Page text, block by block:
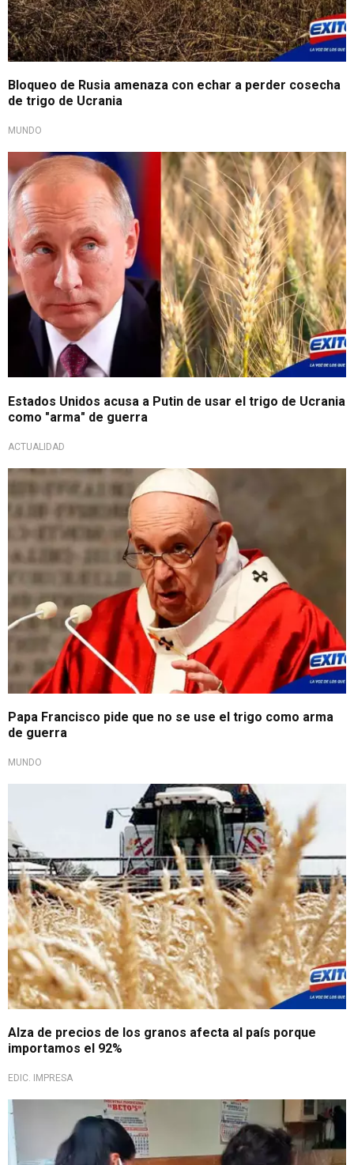
Bloqueo de Rusia amenaza con echar a perder cosecha
de trigo de Ucrania
MUNDO
Estados Unidos acusa a Putin de usar el trigo de Ucrania
como "arma" de guerra
ACTUALIDAD
Papa Francisco pide que no se use el trigo como arma
de guerra
MUNDO
Alza de precios de los granos afecta al país porque
importamos el 92%
EDIC. IMPRESA